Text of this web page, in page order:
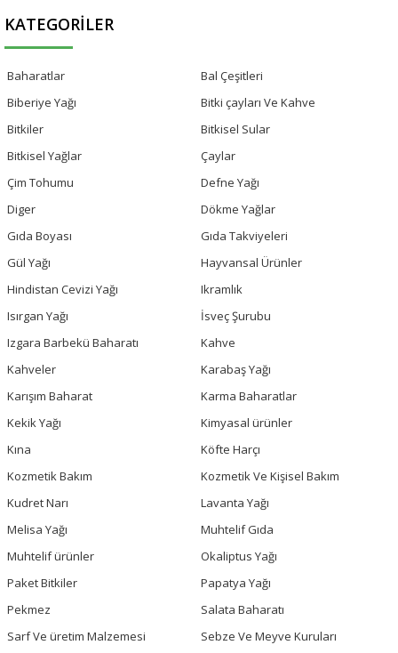
KATEGORILER
Baharatlar
Bal Çeşitleri
Biberiye Yağı
Bitki çayları Ve Kahve
Bitkiler
Bitkisel Sular
Bitkisel Yağlar
Çaylar
Çim Tohumu
Defne Yağı
Diger
Dökme Yağlar
Gıda Boyası
Gıda Takviyeleri
Gül Yağı
Hayvansal Ürünler
Hindistan Cevizi Yağı
Ikramlık
Isırgan Yağı
İsveç Şurubu
Izgara Barbekü Baharatı
Kahve
Kahveler
Karabaş Yağı
Karışım Baharat
Karma Baharatlar
Kekik Yağı
Kimyasal ürünler
Kına
Köfte Harçı
Kozmetik Bakım
Kozmetik Ve Kişisel Bakım
Kudret Narı
Lavanta Yağı
Melisa Yağı
Muhtelif Gıda
Muhtelif ürünler
Okaliptus Yağı
Paket Bitkiler
Papatya Yağı
Pekmez
Salata Baharatı
Sarf Ve üretim Malzemesi
Sebze Ve Meyve Kuruları